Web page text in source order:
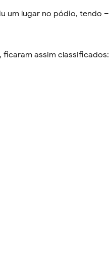
um lugar no pódio, tendo –
ficaram assim classificados: